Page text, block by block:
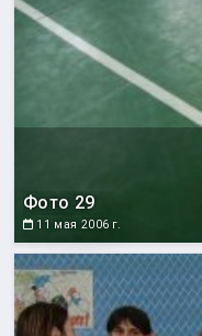
Фото 29
11 мая 2006 г.